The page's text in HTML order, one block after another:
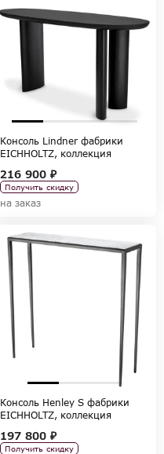
Консоль Lindner фабрики
EICHHOLTZ, коллекция
216 900 ₽
Получить скидку
на заказ
Консоль Henley S фабрики
EICHHOLTZ, коллекция
197 800 ₽
Получить скидку